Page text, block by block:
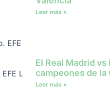
L
Leer más »
El Real Madrid
campeones de
Leer más »